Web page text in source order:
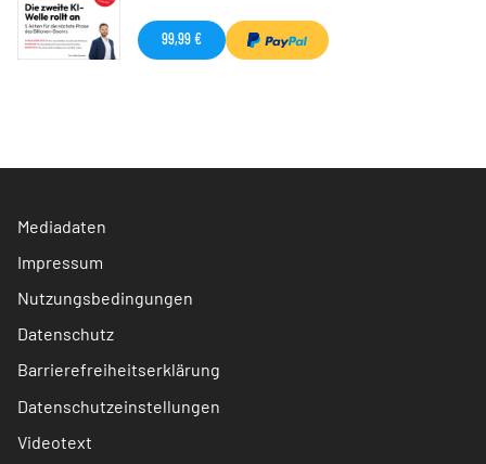
99,99 €
Mediadaten
Impressum
Nutzungsbedingungen
Datenschutz
Barrierefreiheitserklärung
Datenschutzeinstellungen
Videotext